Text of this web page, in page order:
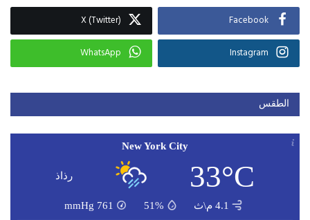
Facebook
X (Twitter)
Instagram
WhatsApp
الطقس
New York City
33°C رذاذ
4.1 م\ث 51%
761
mmHg